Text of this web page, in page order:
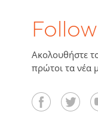
Ακολουθήστε
πρώτοι τα νέα